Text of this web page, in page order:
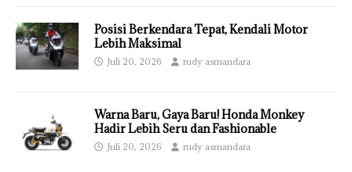
Posisi Berkendara Tepat, Kendali Motor
Lebih Maksimal
Juli 20, 2026 rudy asmandara
Warna Baru, Gaya Baru! Honda Monkey
Hadir Lebih Seru dan Fashionable
Juli 20, 2026 rudy asmandara